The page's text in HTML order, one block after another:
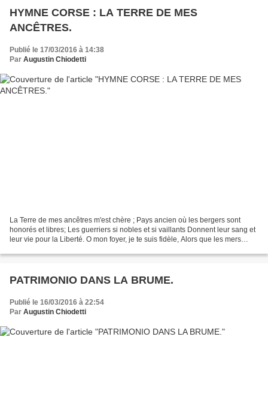
HYMNE CORSE : LA TERRE DE MES
ANCÊTRES.
Publié le 17/03/2016 à 14:38
Par Augustin Chiodetti
La Terre de mes ancêtres m'est chère ; Pays ancien où les bergers sont
honorés et libres; Les guerriers si nobles et si vaillants Donnent leur sang et
leur vie pour la Liberté. O mon foyer, je te suis fidèle, Alors que les mers
PATRIMONIO DANS LA BRUME.
Publié le 16/03/2016 à 22:54
Par Augustin Chiodetti